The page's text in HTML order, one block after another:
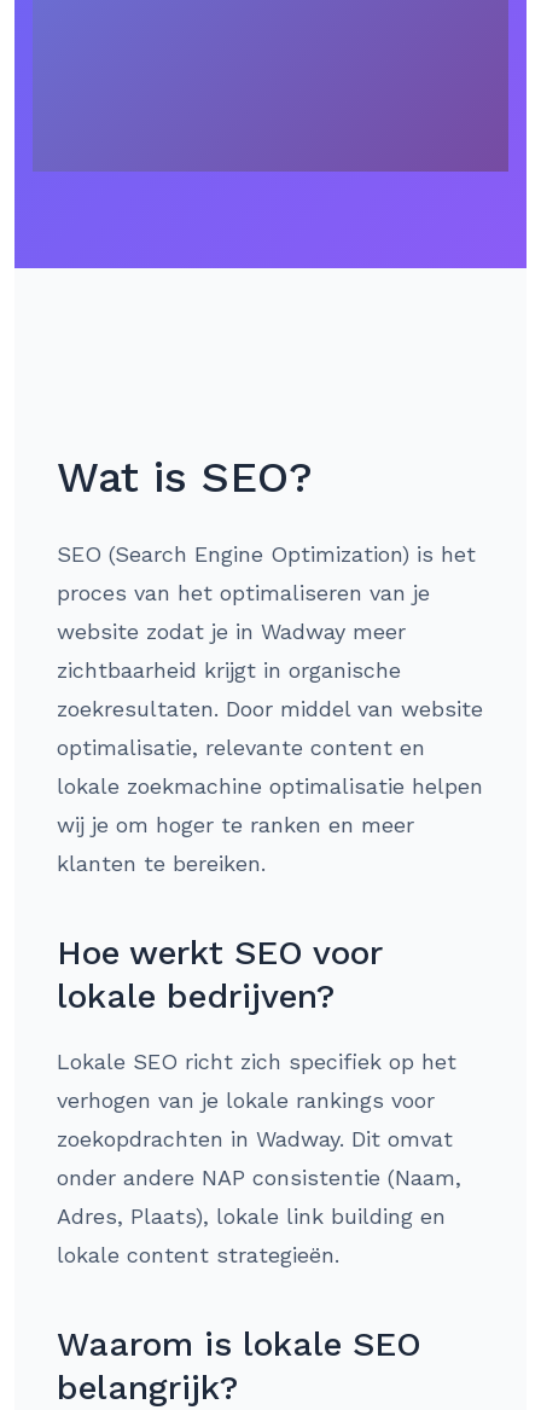
Wat is SEO?
SEO (Search Engine Optimization) is het
proces van het optimaliseren van je
website zodat je in Wadway meer
zichtbaarheid krijgt in organische
zoekresultaten. Door middel van website
optimalisatie, relevante content en
lokale zoekmachine optimalisatie helpen
wij je om hoger te ranken en meer
klanten te bereiken.
Hoe werkt SEO voor
lokale bedrijven?
Lokale SEO richt zich specifiek op het
verhogen van je lokale rankings voor
zoekopdrachten in Wadway. Dit omvat
onder andere NAP consistentie (Naam,
Adres, Plaats), lokale link building en
lokale content strategieën.
Waarom is lokale SEO
belangrijk?